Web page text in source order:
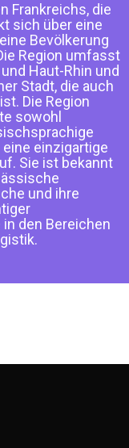
Frankreichs, die
sich über eine
Bevölkerung
Region umfasst
Haut-Rhin und
Stadt, die auch
Die Region
sowohl
einzigartige
Sie ist bekannt
und ihre
den Bereichen